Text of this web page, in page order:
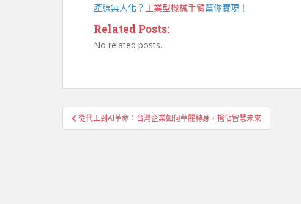
產線無人化？ 工業型機械手臂幫你實現！
Related Posts:
No related posts.
文
章
從代工到AI革命：台灣企業如何華麗轉身，搶佔智慧未來